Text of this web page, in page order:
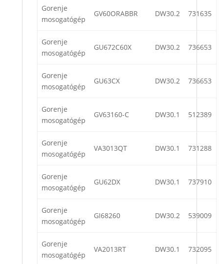
Gorenje
mosogatógép
GV60ORABBR DW30.2 731635
Gorenje
mosogatógép
GU672C60X DW30.2 736653
Gorenje
mosogatógép
GU63CX DW30.2 736653
Gorenje
mosogatógép
GV63160-C DW30.1 512389
Gorenje
mosogatógép
VA3013QT DW30.1 731288
Gorenje
mosogatógép
GU62DX DW30.1 737910
Gorenje
mosogatógép
GI68260 DW30.2 539009
Gorenje
mosogatógép
VA2013RT DW30.1 732095